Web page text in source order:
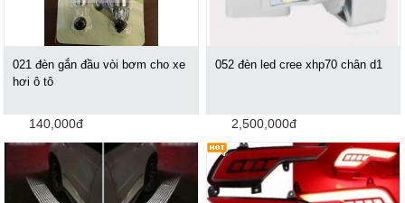
021 đèn gắn đầu vòi bơm cho xe
hơi ô tô
140,000đ
052 đèn led cree xhp70 chân d1
2,500,000đ